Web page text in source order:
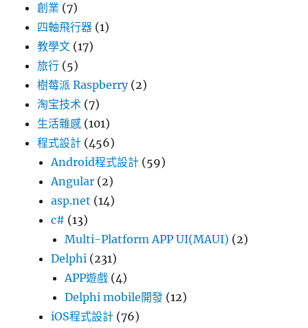
創業 (7)
四軸飛行器 (1)
教學文 (17)
旅行 (5)
樹莓派 Raspberry(2)
淘宝技术 (7)
生活雜感 (101)
程式設計 (456)
Android程式設計 (59)
Angular (2)
asp.net (14)
c# (13)
Multi-Platform APP UI(MAUI) (2)
Delphi (231)
APP遊戲 (4)
Delphi mobile開發 (12)
iOS程式設計 (76)